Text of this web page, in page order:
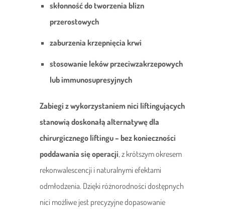
skłonność do tworzenia blizn
przerostowych
zaburzenia krzepnięcia krwi
stosowanie leków przeciwzakrzepowych
lub immunosupresyjnych
Zabiegi z wykorzystaniem nici liftingujących
stanowią doskonałą alternatywę dla
chirurgicznego liftingu – bez konieczności
poddawania się operacji, z krótszym okresem
rekonwalescencji i naturalnymi efektami
odmłodzenia. Dzięki różnorodności dostępnych
nici możliwe jest precyzyjne dopasowanie